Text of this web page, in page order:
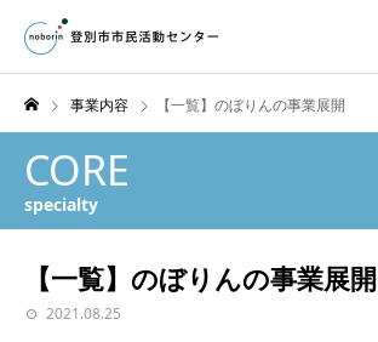
事業内容 【一覧】のぼりんの事業展開
CORE
specialty
【一覧】のぼりんの事業展開
2021.08.25